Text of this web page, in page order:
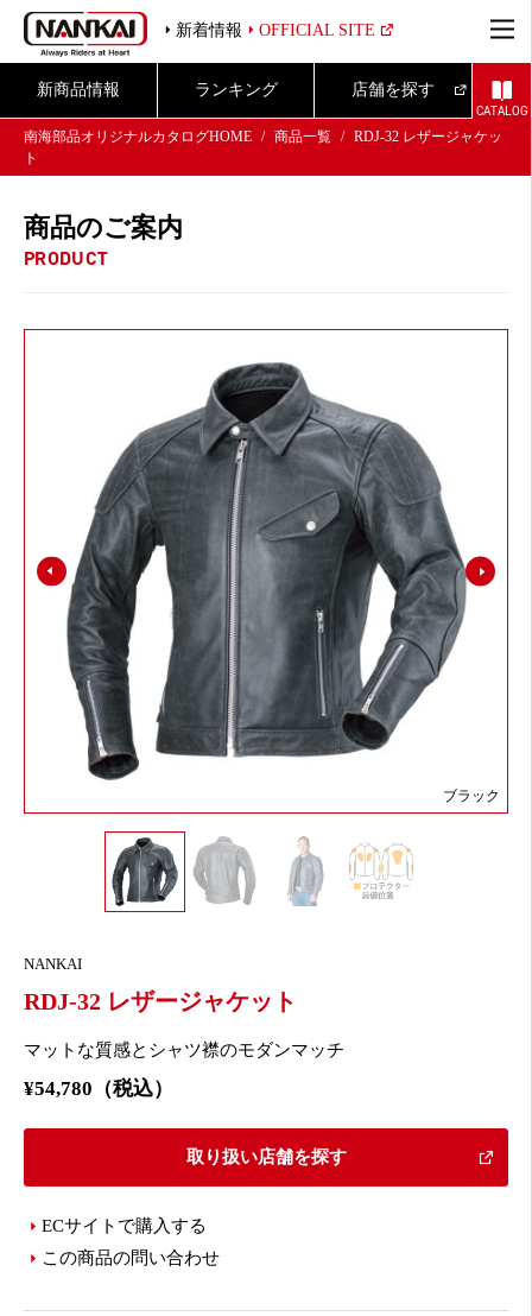
新着情報 OFFICIAL SITE
新商品情報 ランキング 店舗を探す
CATALOG
南海部品オリジナルカタログHOME
商品一覧
RDJ-32 レザージャケッ
ト
商品のご案内
PRODUCT
ブラック
NANKAI
RDJ-32 レザージャケット
マットな質感とシャツ襟のモダンマッチ
¥54,780（税込）
取り扱い店舗を探す
ECサイトで購入する
この商品の問い合わせ